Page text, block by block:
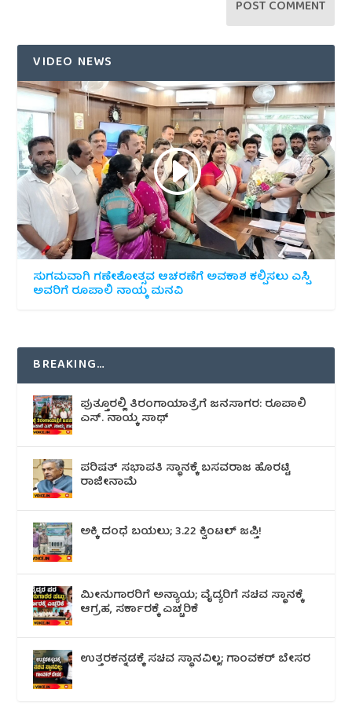
VIDEO NEWS
ಸುಗಮವಾಗಿ ಗಣೇಶೋತ್ಸವ ಆಚರಣೆಗೆ ಅವಕಾಶ ಕಲ್ಪಿಸಲು ಎಸ್ಪಿ
ಅವರಿಗೆ ರೂಪಾಲಿ ನಾಯ್ಕ ಮನವಿ
BREAKING…
ಪುತ್ತೂರಲ್ಲಿ ತಿರಂಗಾಯಾತ್ರೆಗೆ ಜನಸಾಗರ: ರೂಪಾಲಿ
ಎಸ್. ನಾಯ್ಕ ಸಾಥ್
ಪರಿಷತ್ ಸಭಾಪತಿ ಸ್ಥಾನಕ್ಕೆ ಬಸವರಾಜ ಹೊರಟ್ಟಿ
ರಾಜೀನಾಮೆ
ಅಕ್ಕಿ ದಂಧೆ ಬಯಲು; 3.22 ಕ್ವಿಂಟಲ್ ಜಪ್ತಿ!
ಮೀನುಗಾರರಿಗೆ ಅನ್ಯಾಯ; ವೈದ್ಯರಿಗೆ ಸಚಿವ ಸ್ಥಾನಕ್ಕೆ
ಆಗ್ರಹ, ಸರ್ಕಾರಕ್ಕೆ ಎಚ್ಚರಿಕೆ
ಉತ್ತರಕನ್ನಡಕ್ಕೆ ಸಚಿವ ಸ್ಥಾನವಿಲ್ಲ; ಗಾಂವಕರ್ ಬೇಸರ